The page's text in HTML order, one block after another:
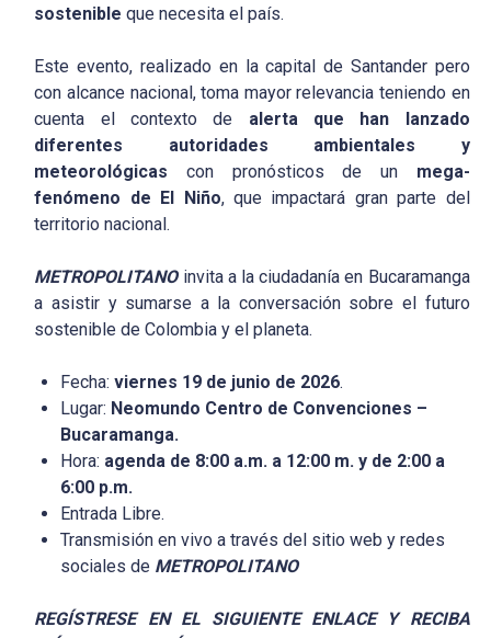
sostenible que necesita el país.
Este evento, realizado en la capital de Santander pero
con alcance nacional, toma mayor relevancia teniendo en
cuenta el contexto de alerta que han lanzado
diferentes autoridades ambientales y
meteorológicas con pronósticos de un mega-
fenómeno de El Niño, que impactará gran parte del
territorio nacional.
METROPOLITANOinvita a la ciudadanía en Bucaramanga
a asistir y sumarse a la conversación sobre el futuro
sostenible de Colombia y el planeta.
Fecha:viernes 19 de junio de 2026.
Lugar: Neomundo Centro de Convenciones –
Bucaramanga.
Hora: agenda de 8:00 a.m. a 12:00 m. y de 2:00 a
6:00 p.m.
Entrada Libre.
Transmisión en vivo a través del sitio web y redes
sociales de METROPOLITANO
REGÍSTRESE EN EL SIGUIENTE ENLACE Y RECIBA